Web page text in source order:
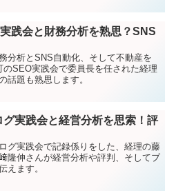
践会と財務分析を熟思？SNS
分析とSNS自動化、そして不動産を
SEO実践会で委員長を任された経理
話題も熟思します。
実践会と経営分析を思索！評
グ実践会で記録係りをした、経理の藤
隆伸さんが経営分析や評判、そしてブ
えます。